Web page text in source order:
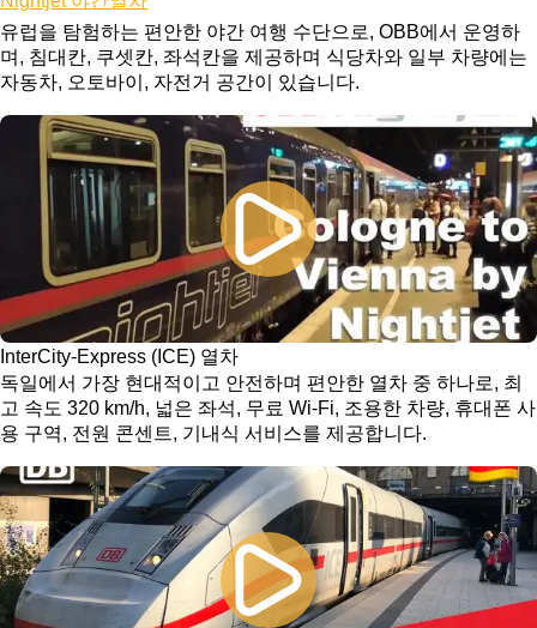
유럽을 탐험하는 편안한 야간 여행 수단으로, OBB에서 운영하
며, 침대칸, 쿠셋칸, 좌석칸을 제공하며 식당차와 일부 차량에는
자동차, 오토바이, 자전거 공간이 있습니다.
InterCity-Express (ICE) 열차
독일에서 가장 현대적이고 안전하며 편안한 열차 중 하나로, 최
고 속도 320 km/h, 넓은 좌석, 무료 Wi-Fi, 조용한 차량, 휴대폰 사
용 구역, 전원 콘센트, 기내식 서비스를 제공합니다.